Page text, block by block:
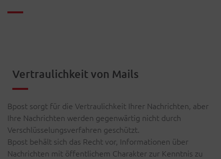
Vertraulichkeit von Mails
Bpost sorgt für die Vertraulichkeit Ihrer Nachrichten, aber
Ihre Nachrichten werden gegenwärtig nicht durch
Verschlüsselungsverfahren geschützt.
Bpost behält sich das Recht vor, Informationen über
Nachrichten mit öffentlichem Charakter zur Kenntnis zu